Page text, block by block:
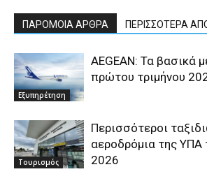
ΠΑΡΟΜΟΙΑ ΑΡΘΡΑ ΠΕΡΙΣΣΟΤΕΡΑ
Εξυπηρέτηση
AEGEAN: Τα βασικά
πρώτου τριμήνου
Τουρισμός
Περισσότεροι
αεροδρόμια της ΥΠΑ
2026